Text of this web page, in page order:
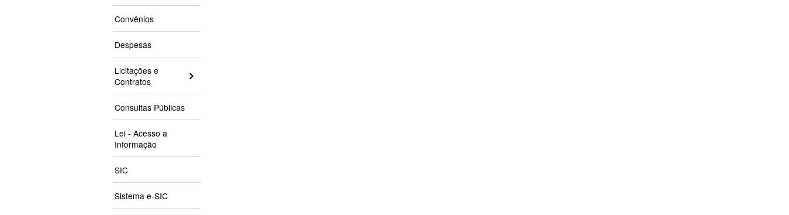
Convênios
Despesas
Licitações e
Contratos
Consultas Públicas
Lei - Acesso a
Informação
SIC
Sistema e-SIC